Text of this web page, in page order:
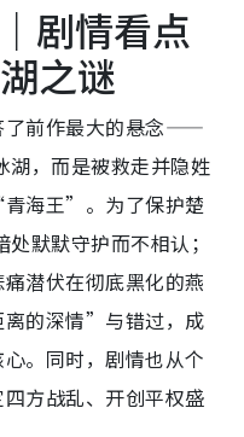
剧情看点
之谜
了前作最大的悬念——
湖，而是被救走并隐姓
海王”。为了保护楚
默默守护而不相认；
潜伏在彻底黑化的燕
的深情”与错过，成
。同时，剧情也从个
方战乱、开创平权盛